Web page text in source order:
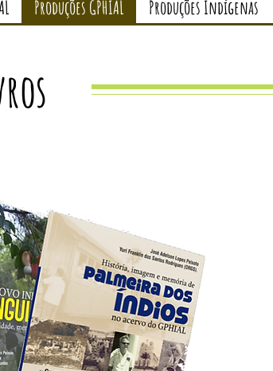
Produções GPHIAL Produções Indígenas